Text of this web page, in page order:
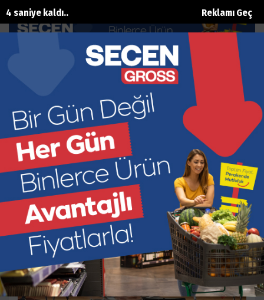
Reklamı Geç
3 saniye kaldı..
Bakan Tekin'e Okkalı Tepki
Ana Sayfa Siyaset